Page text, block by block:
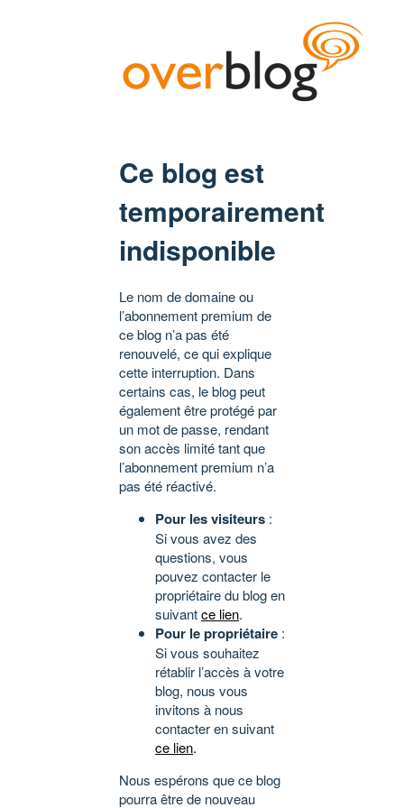
Ce blog est
temporairement
indisponible
Le nom de domaine ou
l’abonnement premium de
ce blog n’a pas été
renouvelé, ce qui explique
cette interruption. Dans
certains cas, le blog peut
également être protégé par
un mot de passe, rendant
son accès limité tant que
l’abonnement premium n’a
pas été réactivé.
Pour les visiteurs :
Si vous avez des
questions, vous
pouvez contacter le
propriétaire du blog en
suivantce lien.
Pour le propriétaire :
Si vous souhaitez
rétablir l’accès à votre
blog, nous vous
invitons à nous
contacter en suivant
ce lien.
Nous espérons que ce blog
pourra être de nouveau